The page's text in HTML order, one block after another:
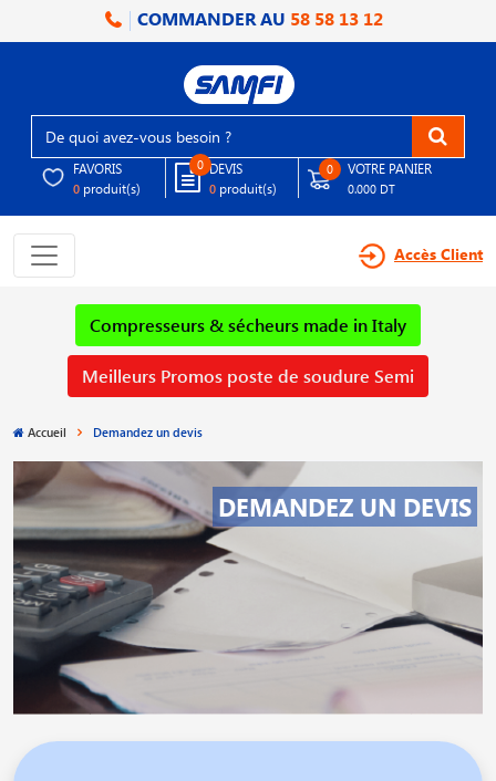
COMMANDER AU 58 58 13 12
FAVORIS
0 produit(s)
0 DEVIS
0 produit(s)
0 VOTRE PANIER
0.000 DT
Accès Client
Compresseurs & sécheurs made in Italy
Meilleurs Promos poste de soudure Semi
Accueil Demandez un devis
DEMANDEZ UN DEVIS